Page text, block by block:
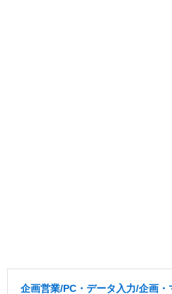
企画営業/PC・データ入力/企画